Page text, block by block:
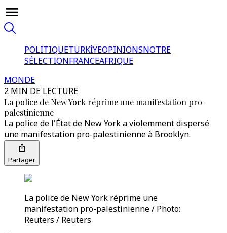
POLITIQUETÜRKİYEOPINIONSNOTRE
SÉLECTIONFRANCEAFRIQUE
MONDE
2 MIN DE LECTURE
La police de New York réprime une manifestation pro-
palestinienne
La police de l'État de New York a violemment dispersé
une manifestation pro-palestinienne à Brooklyn.
Partager
La police de New York réprime une
manifestation pro-palestinienne / Photo:
Reuters / Reuters